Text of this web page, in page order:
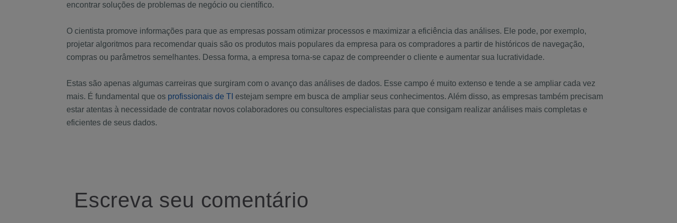
encontrar soluções de problemas de negócio ou científico.
O cientista promove informações para que as empresas possam otimizar processos e maximizar a eficiência das análises. Ele pode, por exemplo,
projetar algoritmos para recomendar quais são os produtos mais populares da empresa para os compradores a partir de históricos de navegação,
compras ou parâmetros semelhantes. Dessa forma, a empresa torna-se capaz de compreender o cliente e aumentar sua lucratividade.
Estas são apenas algumas carreiras que surgiram com o avanço das análises de dados. Esse campo é muito extenso e tende a se ampliar cada vez
mais. É fundamental que os profissionais de TI estejam sempre em busca de ampliar seus conhecimentos. Além disso, as empresas também precisam
estar atentas à necessidade de contratar novos colaboradores ou consultores especialistas para que consigam realizar análises mais completas e
eficientes de seus dados.
Escreva seu comentário